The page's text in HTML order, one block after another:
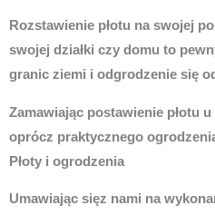
Rozstawienie płotu na swojej
swojej działki czy domu to
granic ziemi i odgrodzenie się
Zamawiając postawienie płotu
oprócz praktycznego
Płoty i ogrodzenia
Umawiając sięz nami na